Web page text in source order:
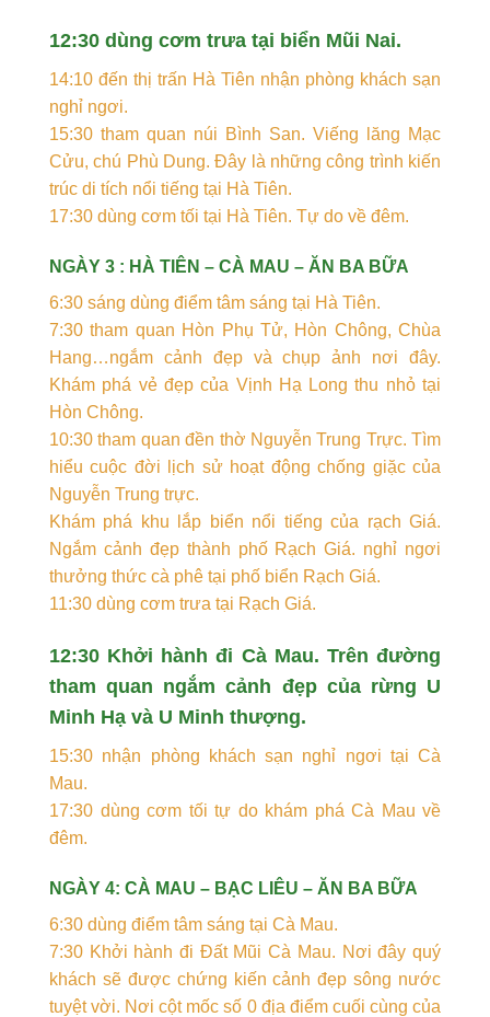
12:30 dùng cơm trưa tại biển Mũi Nai.
14:10 đến thị trấn Hà Tiên nhận phòng khách sạn
nghỉ ngơi.
15:30 tham quan núi Bình San. Viếng lăng Mạc
Cửu, chú Phù Dung. Đây là những công trình kiến
trúc di tích nổi tiếng tại Hà Tiên.
17:30 dùng cơm tối tại Hà Tiên. Tự do về đêm.
NGÀY 3 : HÀ TIÊN – CÀ MAU – ĂN BA BỮA
6:30 sáng dùng điểm tâm sáng tại Hà Tiên.
7:30 tham quan Hòn Phụ Tử, Hòn Chông, Chùa
Hang…ngắm cảnh đẹp và chụp ảnh nơi đây.
Khám phá vẻ đẹp của Vịnh Hạ Long thu nhỏ tại
Hòn Chông.
10:30 tham quan đền thờ Nguyễn Trung Trực. Tìm
hiểu cuộc đời lịch sử hoạt động chống giặc của
Nguyễn Trung trực.
Khám phá khu lắp biển nổi tiếng của rạch Giá.
Ngắm cảnh đẹp thành phố Rạch Giá. nghỉ ngơi
thưởng thức cà phê tại phố biển Rạch Giá.
11:30 dùng cơm trưa tại Rạch Giá.
12:30 Khởi hành đi Cà Mau. Trên đường
tham quan ngắm cảnh đẹp của rừng U
Minh Hạ và U Minh thượng.
15:30 nhận phòng khách sạn nghỉ ngơi tại Cà
Mau.
17:30 dùng cơm tối tự do khám phá Cà Mau về
đêm.
NGÀY 4: CÀ MAU – BẠC LIÊU – ĂN BA BỮA
6:30 dùng điểm tâm sáng tại Cà Mau.
7:30 Khởi hành đi Đất Mũi Cà Mau. Nơi đây quý
khách sẽ được chứng kiến cảnh đẹp sông nước
tuyệt vời. Nơi cột mốc số 0 địa điểm cuối cùng của